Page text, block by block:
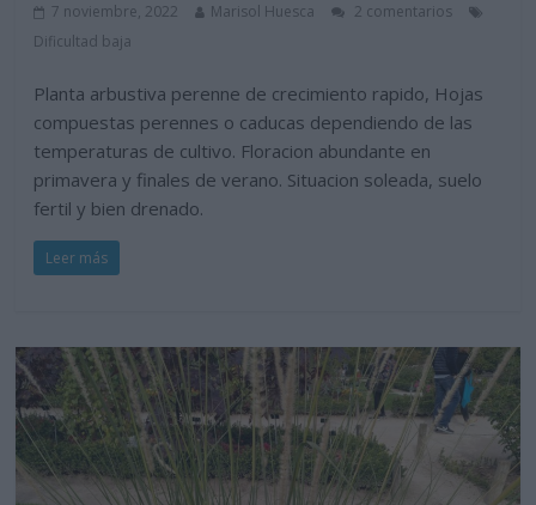
7 noviembre, 2022 Marisol Huesca
2 comentarios
Dificultad baja
Planta arbustiva perenne de crecimiento rapido, Hojas
compuestas perennes o caducas dependiendo de las
temperaturas de cultivo. Floracion abundante en
primavera y finales de verano. Situacion soleada, suelo
fertil y bien drenado.
Leer más